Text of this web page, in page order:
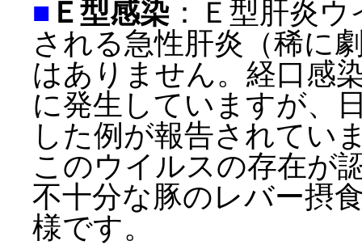
■ Ｅ型感染：Ｅ型肝炎ウ
される急性肝炎（稀に
はありません。経口感
に発生していますが、
した例が報告されてい
このウイルスの存在が
不十分な豚のレバー摂
様です。